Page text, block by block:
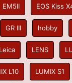
EM5II EOS Kiss
GR III hobby
Leica LENS
L10 LUMIX S1